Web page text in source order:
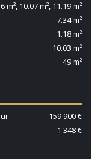
m², 10.07 m², 11.19 m²
7.34 m²
1.18 m²
10.03 m²
49 m²
159 900 €
1 348 €